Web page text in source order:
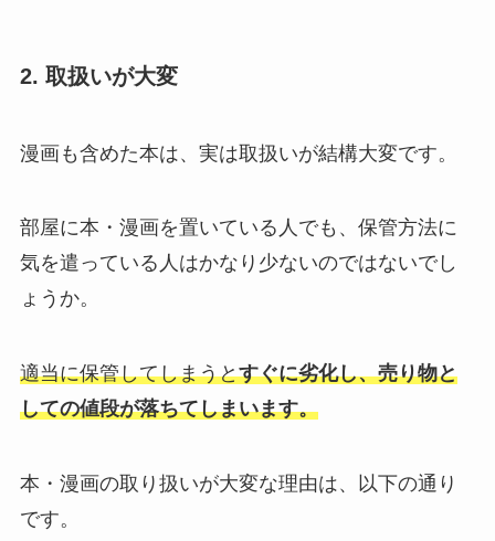
2. 取扱いが大変
漫画も含めた本は、実は取扱いが結構大変です。
部屋に本・漫画を置いている人でも、保管方法に
気を遣っている人はかなり少ないのではないでし
ょうか。
適当に保管してしまうとすぐに劣化し、売り物と
しての値段が落ちてしまいます。
本・漫画の取り扱いが大変な理由は、以下の通り
です。